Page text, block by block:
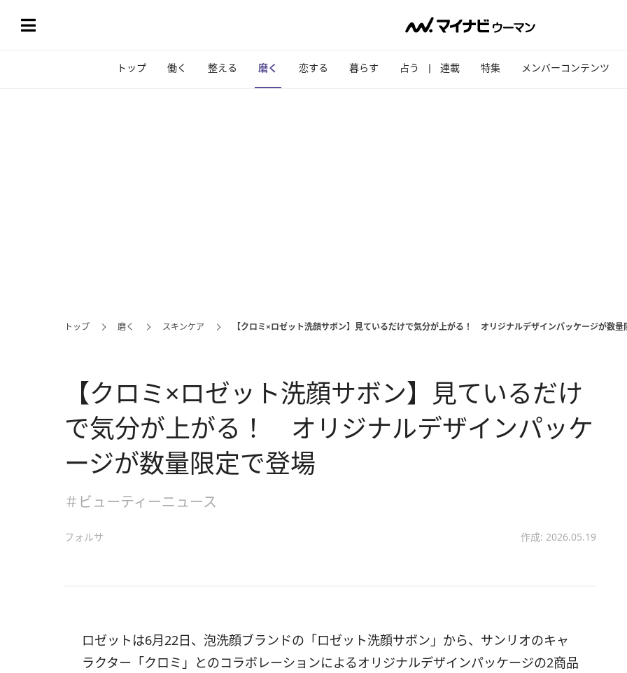
トップ 働く 整える 磨く 恋する 暮らす 占う 連載 特集 メンバーコンテンツ
トップ 磨く スキンケア 【クロミ×ロゼット洗顔サボン】見ているだけで気分が上がる！ オリジナルデザインパッケージが数量
【クロミ×ロゼット洗顔サボン】見ているだけ
で気分が上がる！ オリジナルデザインパッケ
ージが数量限定で登場
＃ビューティーニュース
フォルサ 作成: 2026.05.19
ロゼットは6月22日、泡洗顔ブランドの「ロゼット洗顔サボン」から、サンリオのキャ
ラクター「クロミ」とのコラボレーションによるオリジナルデザインパッケージの2商品